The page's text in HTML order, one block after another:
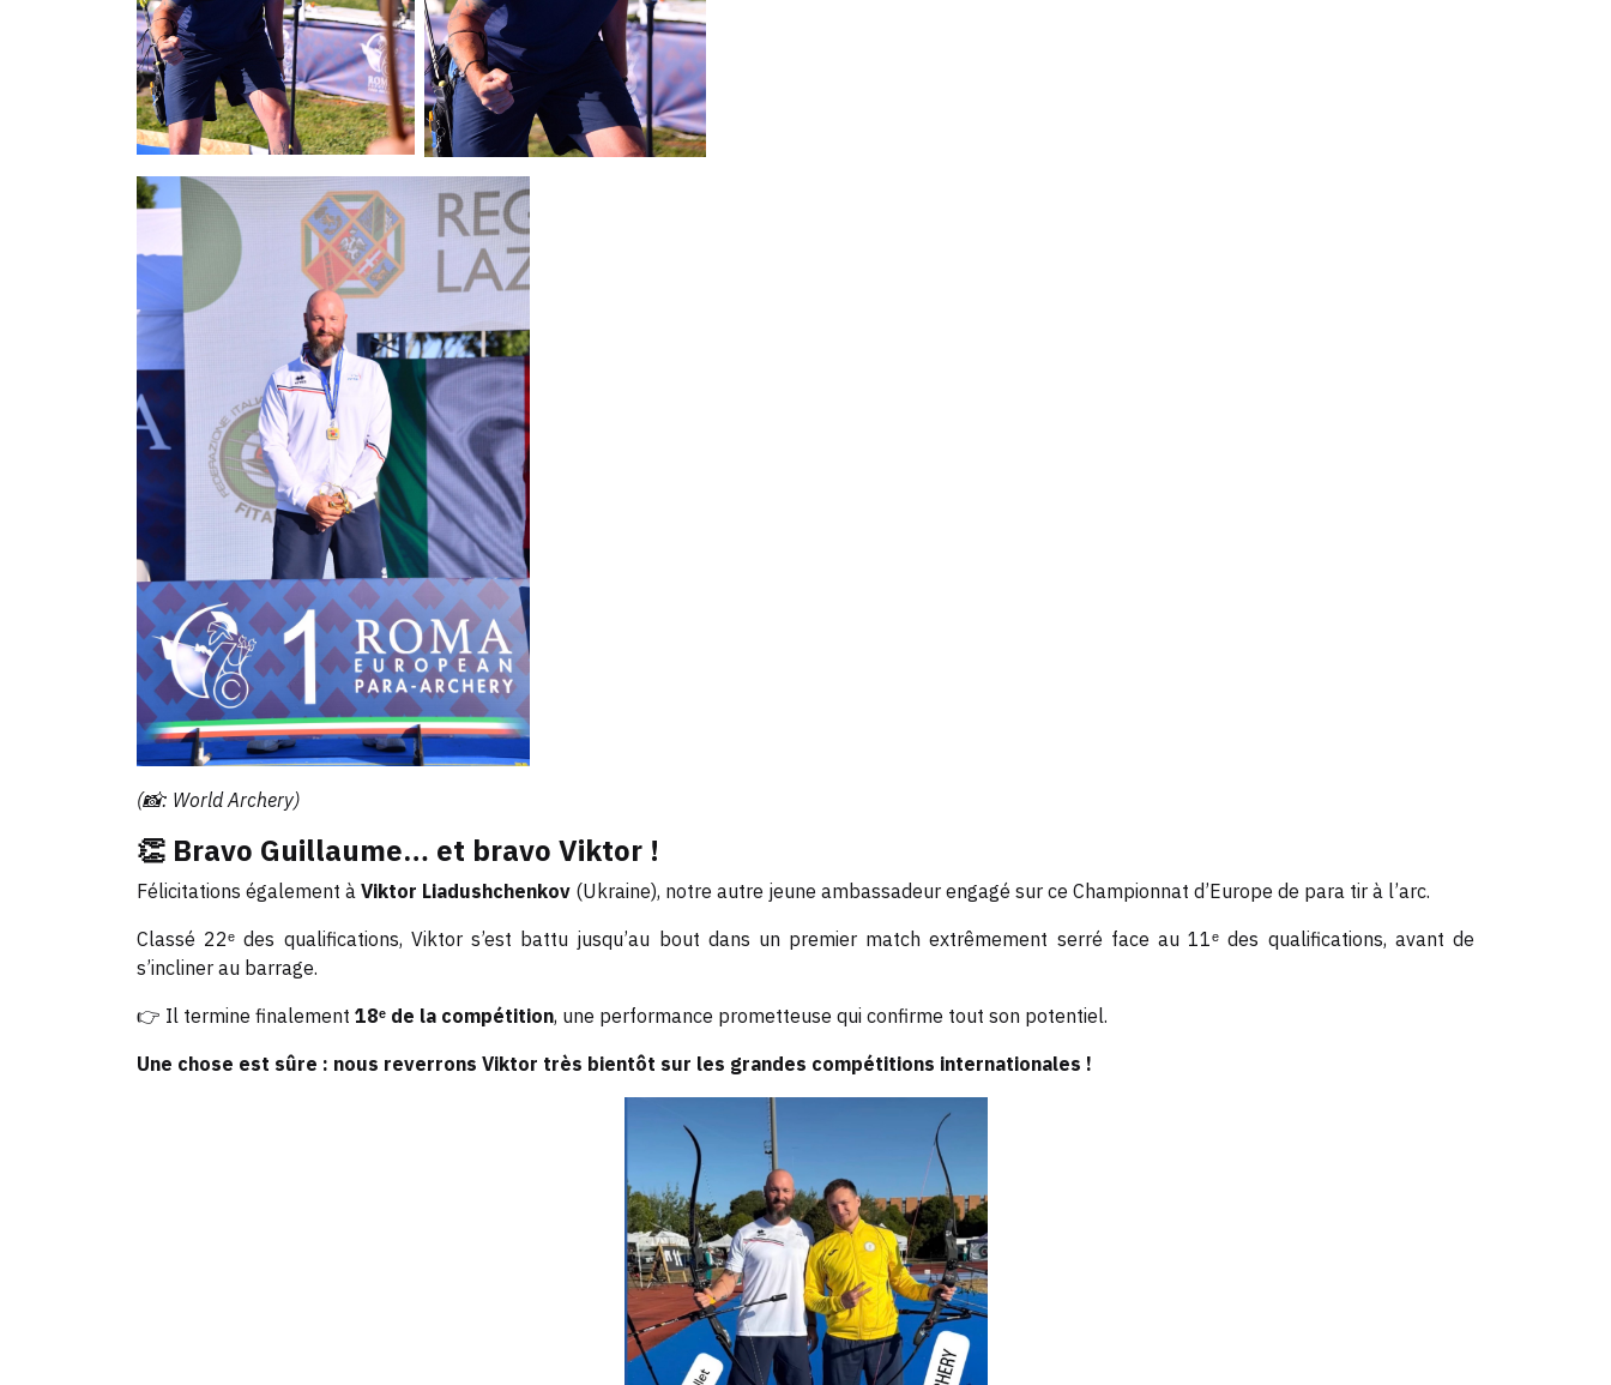
(📸: World Archery)
👏 Bravo Guillaume… et bravo Viktor !
Félicitations également à Viktor Liadushchenkov (Ukraine), notre autre jeune ambassadeur engagé sur ce Championnat d’Europe de para tir à l’arc.
Classé 22ᵉ des qualifications, Viktor s’est battu jusqu’au bout dans un premier match extrêmement serré face au 11ᵉ des qualifications, avant de
s’incliner au barrage.
👉 Il termine finalement 18ᵉ de la compétition, une performance prometteuse qui confirme tout son potentiel.
Une chose est sûre : nous reverrons Viktor très bientôt sur les grandes compétitions internationales !